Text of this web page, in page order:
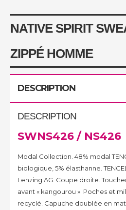
NATIVE SPIRIT
ZIPPÉ HOMME
DESCRIPTION
DESCRIPTION
SWNS426 / NS426
Modal Collection. 48% modal
biologique, 5% élasthanne.
Lenzing AG. Coupe droite.
avant « kangourou ». Poches et
recyclé. Capuche doublée en